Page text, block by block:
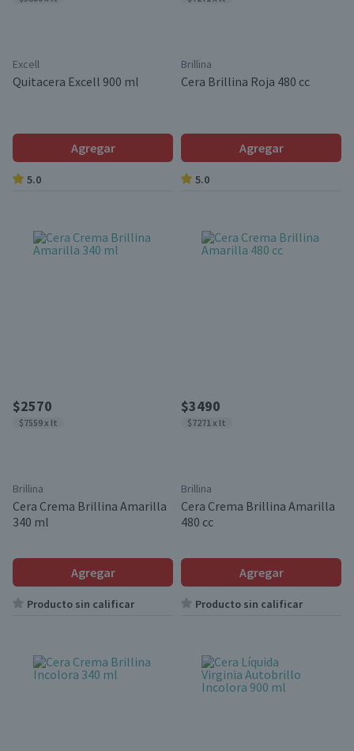
Excell
Quitacera Excell 900 ml
Agregar
5.0
Brillina
Cera Brillina Roja 480 cc
Agregar
5.0
$2570
$7559 x lt
Brillina
Cera Crema Brillina Amarilla
340 ml
Agregar
Producto sin calificar
$3490
$7271 x lt
Brillina
Cera Crema Brillina Amarilla
480 cc
Agregar
Producto sin calificar